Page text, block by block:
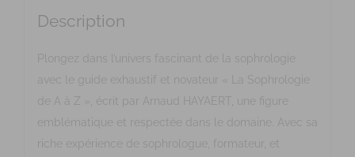
Description
Plongez dans l’univers fascinant de la sophrologie
avec le guide exhaustif et novateur « La Sophrologie
de A à Z », écrit par Arnaud HAYAERT, une figure
emblématique et respectée dans le domaine. Avec sa
riche expérience de sophrologue, formateur, et